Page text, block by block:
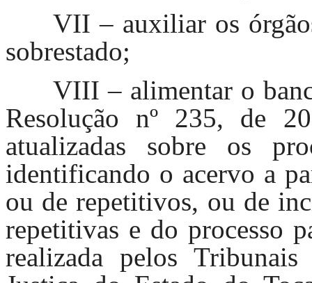
VII – auxiliar os
sobrestado;
VIII – alimentar o
Resolução nº 235, de
atualizadas sobre os
identificando o acervo a
ou de repetitivos, ou de
repetitivas e do processo
realizada pelos